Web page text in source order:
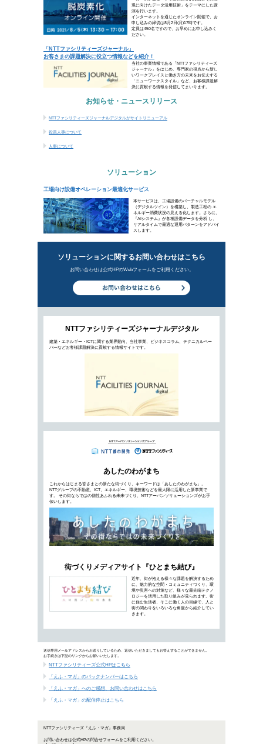
ウォーカブルなストリートが導く"人"中心の街づ
トピックス
8月5日「環境ビジネスフォーラム」でウェビナ
「NTTファシリティーズジャーナル」 お客さま
お知らせ・ニュースリリース
NTTファシリティーズジャーナルデジタルがサ
人事について
ソリューション
「デジタル庁」発足で加速する、工
デジタル庁の発足、2050年カーボンニュート
る中で、製造業にも変革の時が迫っています
テコにすることでスムーズに進む可能性があ
ウォーカブルなストリートが導く"
NTTファシリテ
8月5日「環境ビジネスフォーラム」